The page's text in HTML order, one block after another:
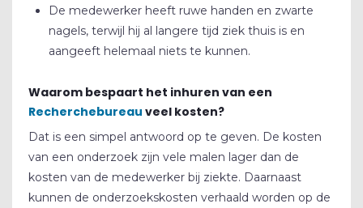
De medewerker heeft ruwe handen en zwarte
nagels, terwijl hij al langere tijd ziek thuis is en
aangeeft helemaal niets te kunnen.
Waarom bespaart het inhuren van een
Recherchebureau veel kosten?
Dat is een simpel antwoord op te geven. De kosten
van een onderzoek zijn vele malen lager dan de
kosten van de medewerker bij ziekte. Daarnaast
kunnen de onderzoekskosten verhaald worden op de